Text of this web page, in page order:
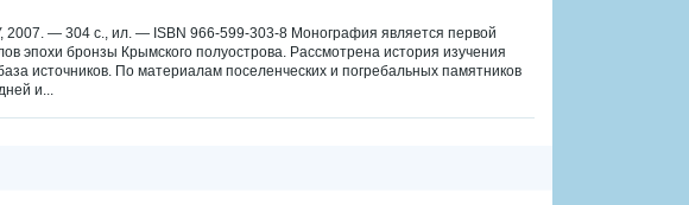
— 304 с., ил. — ISBN 966-599-303-8 Монография является первой
эпохи бронзы Крымского полуострова. Рассмотрена история изучения
источников. По материалам поселенческих и погребальных памятников
и...